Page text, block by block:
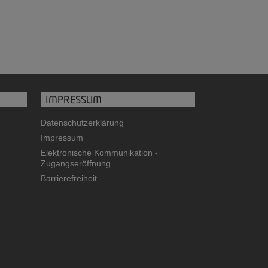
IMPRESSUM
Datenschutzerklärung
Impressum
Elektronische Kommunikation -
Zugangseröffnung
Barrierefreiheit